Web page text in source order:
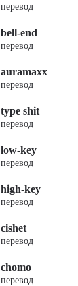
перевод
bell-end
перевод
auramaxx
перевод
type shit
перевод
low-key
перевод
high-key
перевод
cishet
перевод
chomo
перевод